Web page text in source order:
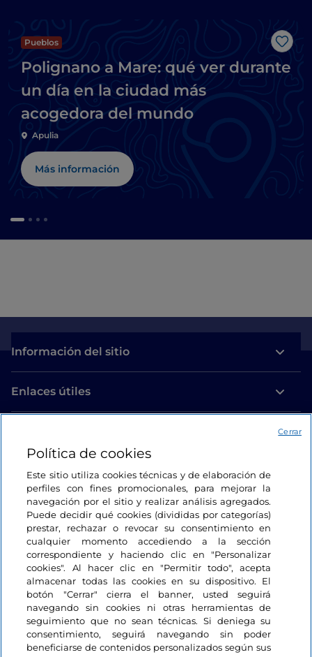
Me
Pueblos
Polignano a Mare: qué ver durante
un día en la ciudad más
acogedora del mundo
Apulia
Más información
Información del sitio
Enlaces útiles
Estamos en contacto
Política de cookies
Este sitio utiliza cookies técnicas y de elaboración de
perfiles con fines promocionales, para mejorar la
navegación por el sitio y realizar análisis agregados.
Puede decidir qué cookies (divididas por categorías)
prestar, rechazar o revocar su consentimiento en
cualquier momento accediendo a la sección
correspondiente y haciendo clic en "Personalizar
cookies". Al hacer clic en "Permitir todo", acepta
almacenar todas las cookies en su dispositivo. El
botón "Cerrar" cierra el banner, usted seguirá
navegando sin cookies ni otras herramientas de
seguimiento que no sean técnicas. Si deniega su
consentimiento, seguirá navegando sin poder
beneficiarse de contenidos personalizados según sus
Cerrar